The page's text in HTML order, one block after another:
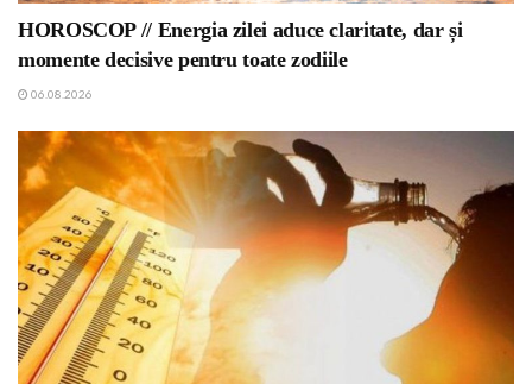
HOROSCOP // Energia zilei aduce claritate, dar și
momente decisive pentru toate zodiile
06.08.2026